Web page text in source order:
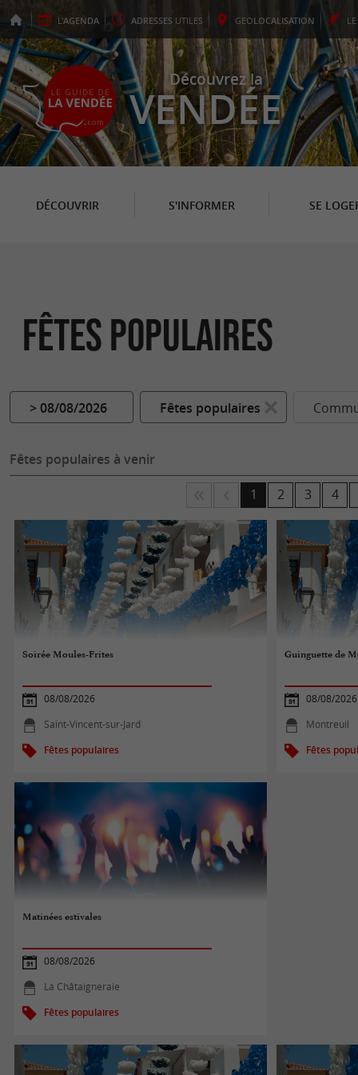
L'AGENDA ADRESSES UTILES GEOLOCALISATION LE
Découvrez la
VENDÉE
DÉCOUVRIR S'INFORMER SE
Fêtes populaires
> 08/08/2026 Fêtes populaires
Fêtes populaires à venir
1 2 3 4
Soirée Moules-Frites
08/08/2026
Saint-Vincent-sur-Jard
Fêtes populaires
Guinguette de
08/08/2026
Montreuil
Fêtes
Matinées estivales
08/08/2026
La Châtaigneraie
Fêtes populaires